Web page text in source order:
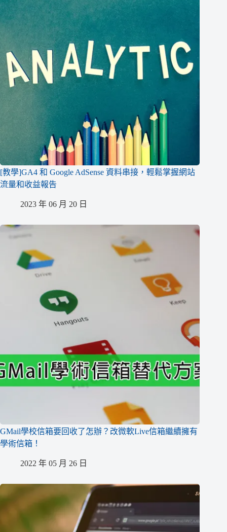
[教學]GA4 和 Google AdSense 資料串接，輕鬆掌握網站
流量和收益報告
2023 年 06 月 20 日
GMail學校信箱要回收了怎辦？改微軟Live信箱繼續擁有
學術信箱！
2022 年 05 月 26 日